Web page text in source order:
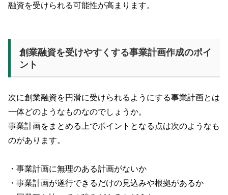
融資を受けられる可能性が高まります。
創業融資を受けやすくする事業計画作成のポイ
ント
次に創業融資を円滑に受けられるようにする事業計画とは
一体どのようなものなのでしょうか。
事業計画をまとめる上でポイントとなる点は次のようなも
のがあります。
・事業計画に無理のある計画がないか
・事業計画が遂行できるだけの見込みや根拠があるか